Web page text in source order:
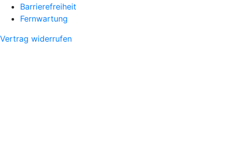
Barrierefreiheit
Fernwartung
Vertrag widerrufen